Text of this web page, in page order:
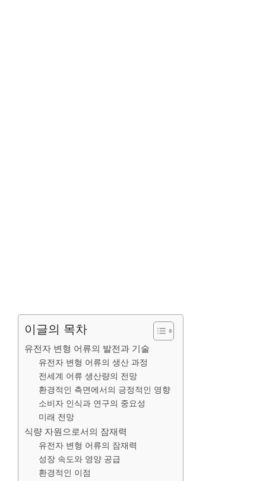
이글의 목차
유전자 변형 어류의 발전과 기술
유전자 변형 어류의 생산 과정
전세계 어류 생산량의 전망
환경적인 측면에서의 긍정적인 영향
소비자 인식과 연구의 중요성
미래 전망
식량 자원으로서의 잠재력
유전자 변형 어류의 잠재력
성장 속도와 영양 공급
환경적인 이점